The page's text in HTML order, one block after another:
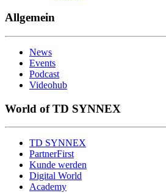
Allgemein
News
Events
Podcast
Videohub
World of TD SYNNEX
TD SYNNEX
PartnerFirst
Kunde werden
Digital World
Academy